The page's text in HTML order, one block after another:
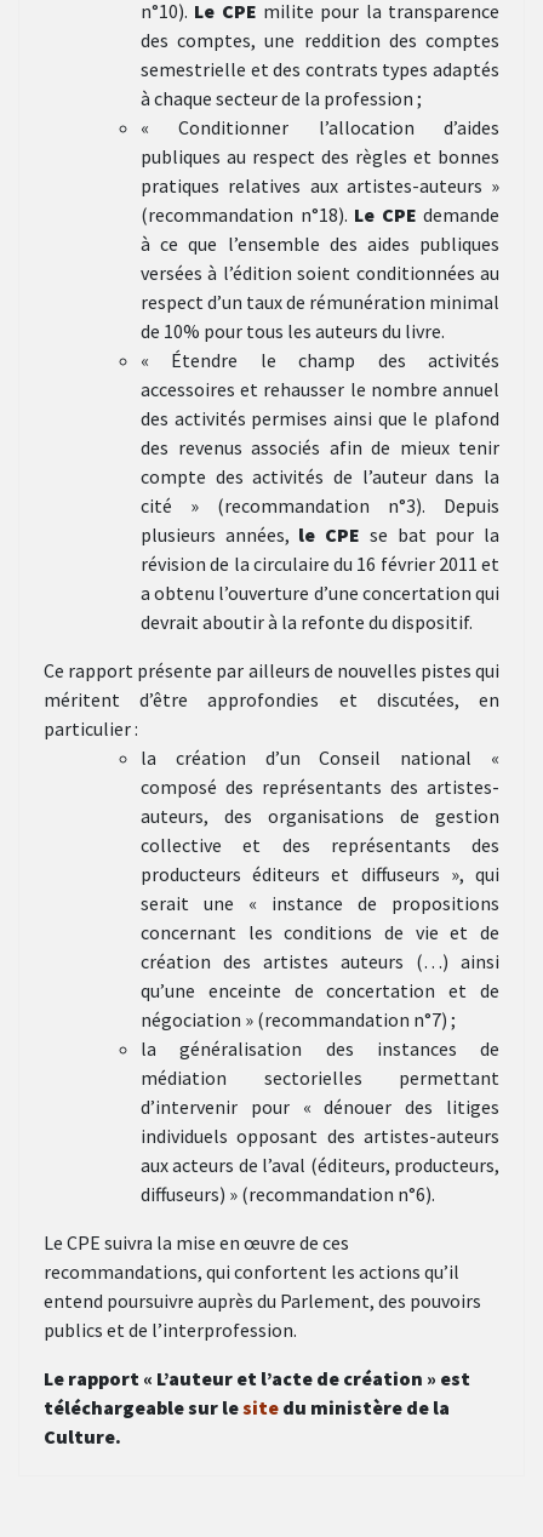
n°10). Le CPE milite pour la transparence
des comptes, une reddition des comptes
semestrielle et des contrats types adaptés
à chaque secteur de la profession ;
« Conditionner l’allocation d’aides
publiques au respect des règles et bonnes
pratiques relatives aux artistes-auteurs »
(recommandation n°18). Le CPE demande
à ce que l’ensemble des aides publiques
versées à l’édition soient conditionnées au
respect d’un taux de rémunération minimal
de 10% pour tous les auteurs du livre.
« Étendre le champ des activités
accessoires et rehausser le nombre annuel
des activités permises ainsi que le plafond
des revenus associés afin de mieux tenir
compte des activités de l’auteur dans la
cité » (recommandation n°3). Depuis
plusieurs années, le CPE se bat pour la
révision de la circulaire du 16 février 2011 et
a obtenu l’ouverture d’une concertation qui
devrait aboutir à la refonte du dispositif.
Ce rapport présente par ailleurs de nouvelles pistes qui
méritent d’être approfondies et discutées, en
particulier :
la création d’un Conseil national «
composé des représentants des artistes-
auteurs, des organisations de gestion
collective et des représentants des
producteurs éditeurs et diffuseurs », qui
serait une « instance de propositions
concernant les conditions de vie et de
création des artistes auteurs (…) ainsi
qu’une enceinte de concertation et de
négociation » (recommandation n°7) ;
la généralisation des instances de
médiation sectorielles permettant
d’intervenir pour « dénouer des litiges
individuels opposant des artistes-auteurs
aux acteurs de l’aval (éditeurs, producteurs,
diffuseurs) » (recommandation n°6).
Le CPE suivra la mise en œuvre de ces
recommandations, qui confortent les actions qu’il
entend poursuivre auprès du Parlement, des pouvoirs
publics et de l’interprofession.
Le rapport « L’auteur et l’acte de création » est
téléchargeable sur lesite du ministère de la
Culture.